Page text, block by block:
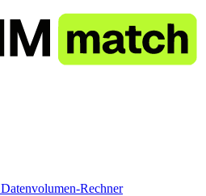
Datenvolumen-Rechner